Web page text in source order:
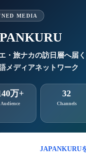
MEDIA
・旅ナカの訪日層へ届く
メディアネットワーク
万+
Audience
32
Channels
JAPANKURU